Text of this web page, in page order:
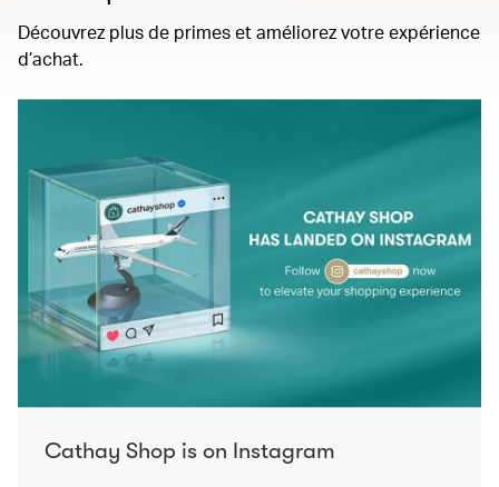
Découvrez plus de primes et améliorez votre expérience
d’achat.
Cathay Shop is on Instagram